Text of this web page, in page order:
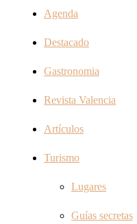
Agenda
Destacado
Gastronomia
Revista Valencia
Artículos
Turismo
Lugares
Guías secretas